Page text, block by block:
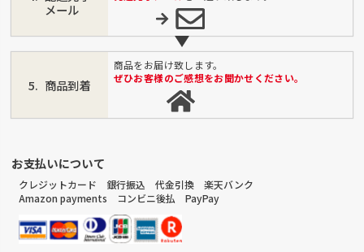
メール
商品到着
商品をお届け致します。
ぜひお客様のご感想をお聞かせください。
お支払いについて
クレジットカード 銀行振込 代金引換 楽天バンク
Amazon payments コンビニ後払 PayPay